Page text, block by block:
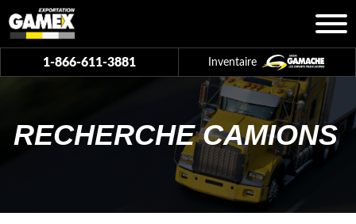
1-866-611-3881 Inventaire
RECHERCHE CAMIONS